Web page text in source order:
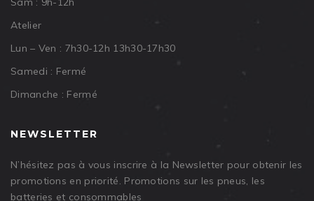
Atelier
Lun – Ven : 7h30-12h 13h30-17h30
Samedi : Fermé
Dimanche : Fermé
NEWSLETTER
N’hésitez pas à vous inscrire à la Newsletter pour obtenir les
promotions en priorité. Promotions sur les pneus, les
batteries et consommables